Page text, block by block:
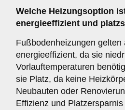
Welche Heizungsoption
energieeffizient und
Fußbodenheizungen gelten
energieeffizient, da sie
Vorlauftemperaturen
sie Platz, da keine
Neubauten oder
Effizienz und